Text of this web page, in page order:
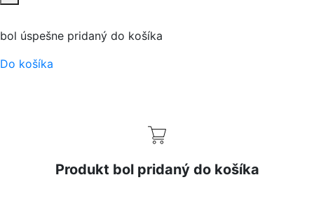
bol úspešne pridaný do košíka
Do košíka
Produkt bol pridaný do košíka